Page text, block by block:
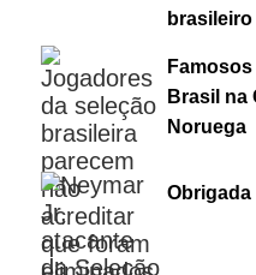
brasileiro
Brasil na
Noruega
Obrigada